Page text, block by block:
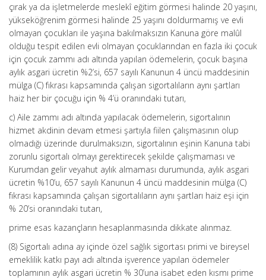
çırak ya da işletmelerde meslekî eğitim görmesi halinde 20 yaşını,
yükseköğrenim görmesi halinde 25 yaşını doldurmamış ve evli
olmayan çocukları ile yaşına bakılmaksızın Kanuna göre malûl
olduğu tespit edilen evli olmayan çocuklarından en fazla iki çocuk
için çocuk zammı adı altında yapılan ödemelerin, çocuk başına
aylık asgari ücretin %2’si, 657 sayılı Kanunun 4 üncü maddesinin
mülga (C) fıkrası kapsamında çalışan sigortalıların aynı şartları
haiz her bir çocuğu için % 4’ü oranındaki tutarı,
c) Aile zammı adı altında yapılacak ödemelerin, sigortalının
hizmet akdinin devam etmesi şartıyla fiilen çalışmasının olup
olmadığı üzerinde durulmaksızın, sigortalının eşinin Kanuna tabi
zorunlu sigortalı olmayı gerektirecek şekilde çalışmaması ve
Kurumdan gelir veyahut aylık almaması durumunda, aylık asgari
ücretin %10’u, 657 sayılı Kanunun 4 üncü maddesinin mülga (C)
fıkrası kapsamında çalışan sigortalıların aynı şartları haiz eşi için
% 20’si oranındaki tutarı,
prime esas kazançların hesaplanmasında dikkate alınmaz.
(8) Sigortalı adına ay içinde özel sağlık sigortası primi ve bireysel
emeklilik katkı payı adı altında işverence yapılan ödemeler
toplamının aylık asgari ücretin % 30’una isabet eden kısmı prime